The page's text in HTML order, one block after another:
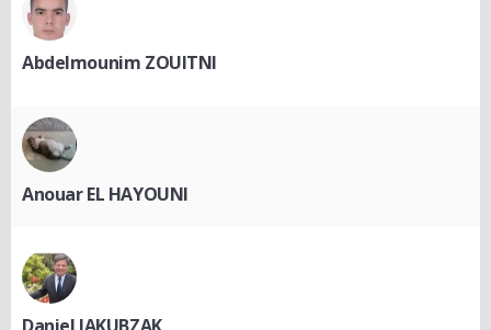
Abdelmounim ZOUITNI
Anouar EL HAYOUNI